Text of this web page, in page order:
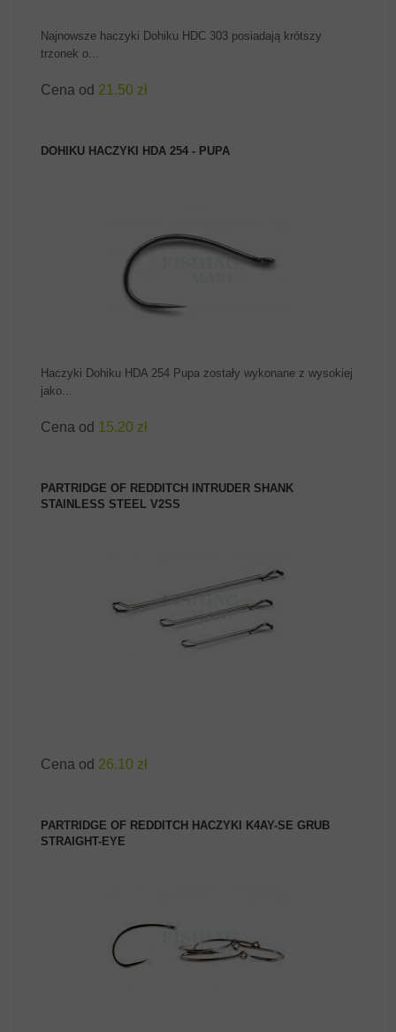
Najnowsze haczyki Dohiku HDC 303 posiadają krótszy
trzonek o...
Cena od 21.50 zł
DOHIKU HACZYKI HDA 254 - PUPA
ZOBACZ PRODUKT
Haczyki Dohiku HDA 254 Pupa zostały wykonane z wysokiej
jako...
Cena od 15.20 zł
PARTRIDGE OF REDDITCH INTRUDER SHANK
STAINLESS STEEL V2SS
ZOBACZ PRODUKT
Cena od 26.10 zł
PARTRIDGE OF REDDITCH HACZYKI K4AY-SE GRUB
STRAIGHT-EYE